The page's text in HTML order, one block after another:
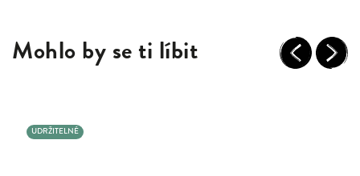
Mohlo by se ti líbit Previous
UDRŽITELNÉ
Next